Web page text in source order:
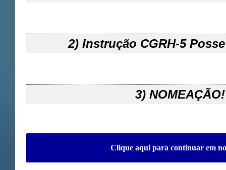
2) Instrução CGRH-5
3) NOMEAÇÃO!
Clique aqui para continuar em